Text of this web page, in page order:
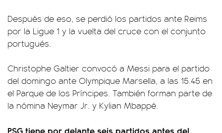
Después de eso, se perdió los partidos ante Reims
por la Ligue 1 y la vuelta del cruce con el conjunto
portugués.
Christophe Galtier convocó a Messi para el partido
del domingo ante Olympique Marsella, a las 15.45 en
el Parque de los Príncipes. También forman parte de
la nómina Neymar Jr. y Kylian Mbappé.
PSG tiene por delante seis partidos antes del